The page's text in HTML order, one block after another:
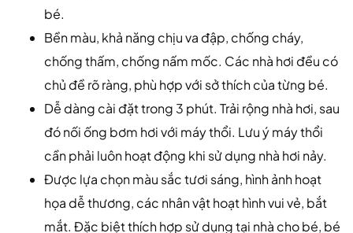
bé.
Bền màu, khả năng chịu va đập, chống cháy,
chống thấm, chống nấm mốc. Các nhà hơi đều có
chủ đề rõ ràng, phù hợp với sở thích của từng bé.
Dễ dàng cài đặt trong 3 phút. Trải rộng nhà hơi, sau
đó nối ống bơm hơi với máy thổi. Lưu ý máy thổi
cần phải luôn hoạt động khi sử dụng nhà hơi nảy.
Được lựa chọn màu sắc tươi sáng, hình ảnh hoạt
họa dễ thương, các nhân vật hoạt hình vui vẻ, bắt
mắt. Đặc biệt thích hợp sử dụng tại nhà cho bé, bé